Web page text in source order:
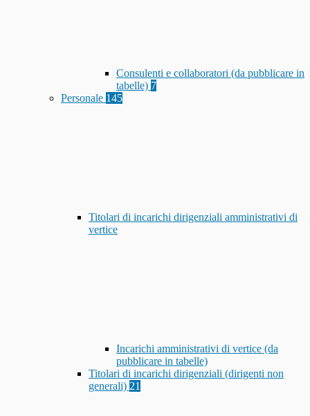
Consulenti e collaboratori (da pubblicare in
tabelle) 7
Personale 145
Titolari di incarichi dirigenziali amministrativi di
vertice
Incarichi amministrativi di vertice (da
pubblicare in tabelle)
Titolari di incarichi dirigenziali (dirigenti non
generali) 21